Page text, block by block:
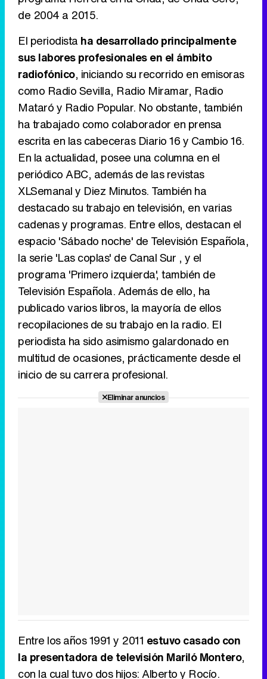
Tráiler de la tercera temporada de 'The Walking Dead: Dead City' de AMC+
de 2004 a 2015.
El periodista ha desarrollado principalmente
sus labores profesionales en el ámbito
radiofónico, iniciando su recorrido en emisoras
como Radio Sevilla, Radio Miramar, Radio
Mataró y Radio Popular. No obstante, también
ha trabajado como colaborador en prensa
escrita en las cabeceras Diario 16 y Cambio 16.
En la actualidad, posee una columna en el
periódico ABC, además de las revistas
XLSemanal y Diez Minutos. También ha
destacado su trabajo en televisión, en varias
cadenas y programas. Entre ellos, destacan el
espacio 'Sábado noche' de Televisión Española,
la serie 'Las coplas' de Canal Sur , y el
programa 'Primero izquierda', también de
Televisión Española. Además de ello, ha
publicado varios libros, la mayoría de ellos
recopilaciones de su trabajo en la radio. El
periodista ha sido asimismo galardonado en
multitud de ocasiones, prácticamente desde el
inicio de su carrera profesional.
Eliminar anuncios
Entre los años 1991 y 2011 estuvo casado con
la presentadora de televisión Mariló Montero,
con la cual tuvo dos hijos: Alberto y Rocío.